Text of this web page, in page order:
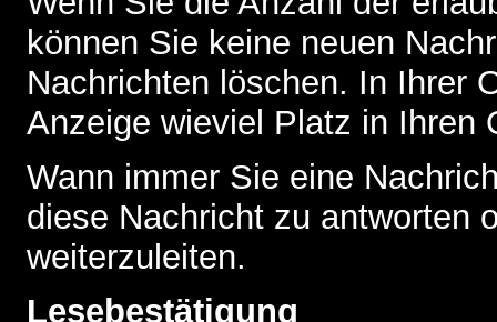
können Sie keine neuen
Nachrichten löschen. In Ihrer
Anzeige wieviel Platz in Ihren
Wann immer Sie eine
diese Nachricht zu antworten
weiterzuleiten.
Lesebestätigung